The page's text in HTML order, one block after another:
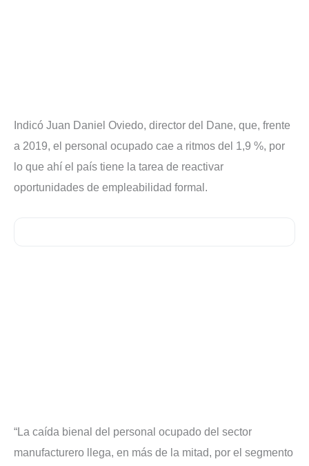
Indicó Juan Daniel Oviedo, director del Dane, que, frente
a 2019, el personal ocupado cae a ritmos del 1,9 %, por
lo que ahí el país tiene la tarea de reactivar
oportunidades de empleabilidad formal.
“La caída bienal del personal ocupado del sector
manufacturero llega, en más de la mitad, por el segmento